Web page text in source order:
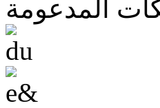
المدعومة